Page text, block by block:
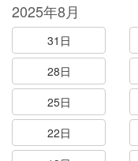
2025年8月
31日
28日
25日
22日